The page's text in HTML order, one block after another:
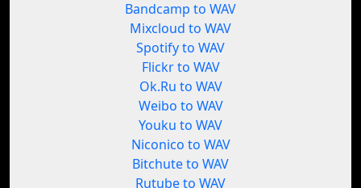
Bandcamp to WAV
Mixcloud to WAV
Spotify to WAV
Flickr to WAV
Ok.Ru to WAV
Weibo to WAV
Youku to WAV
Niconico to WAV
Bitchute to WAV
Rutube to WAV